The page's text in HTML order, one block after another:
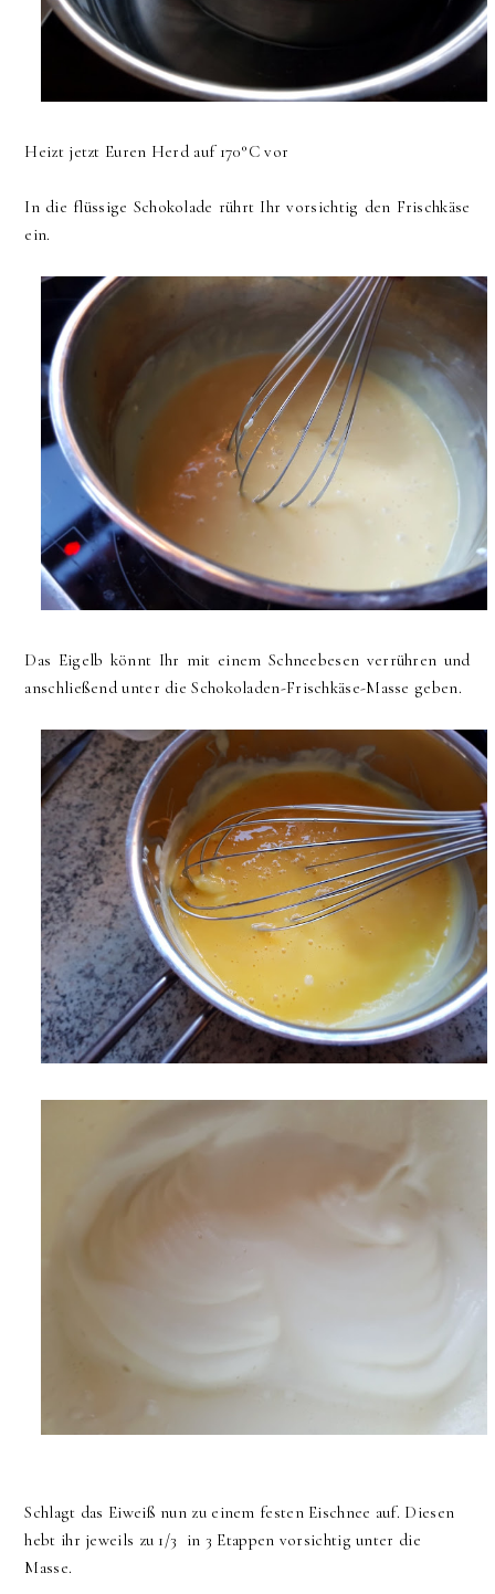
Heizt jetzt Euren Herd auf 170°C vor
In die flüssige Schokolade rührt Ihr vorsichtig den Frischkäse
ein.
Das Eigelb könnt Ihr mit einem Schneebesen verrühren und
anschließend unter die Schokoladen-Frischkäse-Masse geben.
Schlagt das Eiweiß nun zu einem festen Eischnee auf. Diesen
hebt ihr jeweils zu 1/3 in 3 Etappen vorsichtig unter die
Masse.